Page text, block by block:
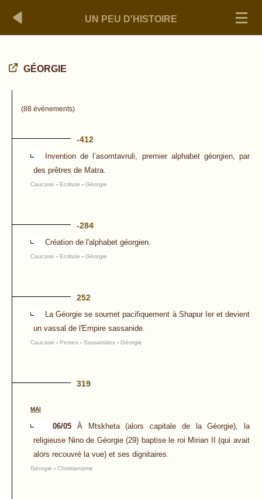
UN PEU D'HISTOIRE
GÉORGIE
(88 événements)
-412
Invention de l’asomtavruli, premier alphabet géorgien, par
des prêtres de Matra.
Caucase - Ecriture - Géorgie
-284
Création de l'alphabet géorgien.
Caucase - Ecriture - Géorgie
252
La Géorgie se soumet pacifiquement à Shapur Ier et devient
un vassal de l'Empire sassanide.
Caucase - Perses - Sassanides - Géorgie
319
MAI
06/05
À Mtskheta (alors capitale de la Géorgie), la
religieuse Nino de Géorgie (29) baptise le roi Mirian II (qui avait
alors recouvré la vue) et ses dignitaires.
Géorgie - Christianisme